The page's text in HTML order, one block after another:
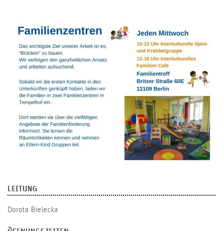
LEITUNG
Dorota Bielecka